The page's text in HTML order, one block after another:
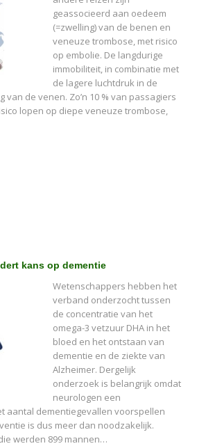
geassocieerd aan oedeem
(=zwelling) van de benen en
veneuze trombose, met risico
op embolie. De langdurige
immobiliteit, in combinatie met
de lagere luchtdruk in de
van de venen. Zo’n 10 % van passagiers
lopen op diepe veneuze trombose,
kans op dementie
Wetenschappers hebben het
verband onderzocht tussen
de concentratie van het
omega-3 vetzuur DHA in het
bloed en het ontstaan van
dementie en de ziekte van
Alzheimer. Dergelijk
onderzoek is belangrijk omdat
neurologen een
aantal dementiegevallen voorspellen
is dus meer dan noodzakelijk.
werden 899 mannen…